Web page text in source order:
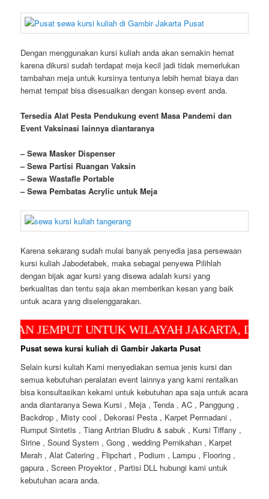
Dengan menggunakan kursi kuliah anda akan semakin hemat
karena dikursi sudah terdapat meja kecil jadi tidak memerlukan
tambahan meja untuk kursinya tentunya lebih hemat biaya dan
hemat tempat bisa disesuaikan dengan konsep event anda.
Tersedia Alat Pesta Pendukungevent Masa Pandemi dan
Event Vaksinasi lainnya diantaranya
– Sewa Masker Dispenser
– Sewa Partisi Ruangan Vaksin
– Sewa Wastafle Portable
– Sewa Pembatas Acrylic untuk Meja
Karena sekarang sudah mulai banyak penyedia jasa persewaan
kursi kuliah Jabodetabek, maka sebagai penyewa Pilihlah
dengan bijak agar kursi yang disewa adalah kursi yang
berkualitas dan tentu saja akan memberikan kesan yang baik
untuk acara yang diselenggarakan.
UNTUK WILAYAH JAKARTA, DEPOK
Pusat sewa kursi kuliah di Gambir Jakarta Pusat
Selain kursi kuliah Kami menyediakan semua jenis kursi dan
semua kebutuhan peralatan event lainnya yang kami rentalkan
bisa konsultasikan kekami untuk kebutuhan apa saja untuk acara
anda diantaranya Sewa Kursi , Meja , Tenda , AC , Panggung ,
Backdrop , Misty cool , Dekorasi Pesta , Karpet Permadani ,
Rumput Sintetis , Tiang Antrian Bludru & sabuk , Kursi Tiffany ,
Sirine , Sound System , Gong , wedding Pernikahan , Karpet
Merah , Alat Catering , Flipchart , Podium , Lampu , Flooring ,
gapura , Screen Proyektor , Partisi DLL hubungi kami untuk
kebutuhan acara anda.